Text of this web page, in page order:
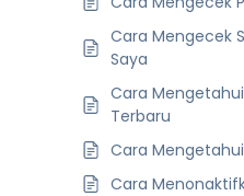
Cara Mengecek
Saya
Cara
Terbaru
Cara
Cara